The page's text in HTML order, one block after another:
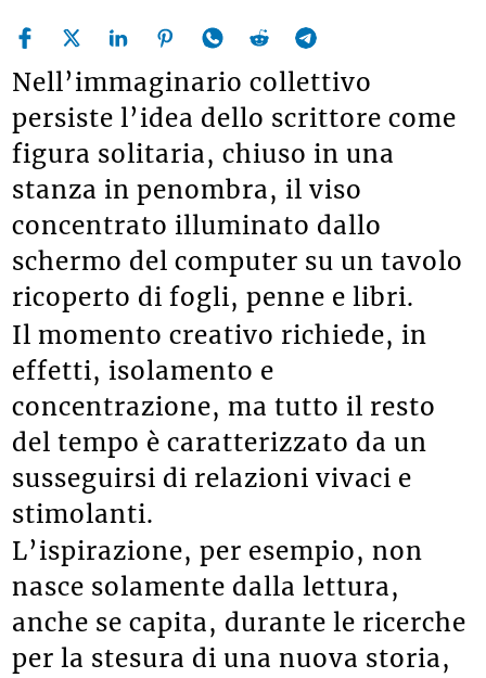
Nell’immaginario collettivo
persiste l’idea dello scrittore come
figura solitaria, chiuso in una
stanza in penombra, il viso
concentrato illuminato dallo
schermo del computer su un tavolo
ricoperto di fogli, penne e libri.
Il momento creativo richiede, in
effetti, isolamento e
concentrazione, ma tutto il resto
del tempo è caratterizzato da un
susseguirsi di relazioni vivaci e
stimolanti.
L’ispirazione, per esempio, non
nasce solamente dalla lettura,
anche se capita, durante le ricerche
per la stesura di una nuova storia,